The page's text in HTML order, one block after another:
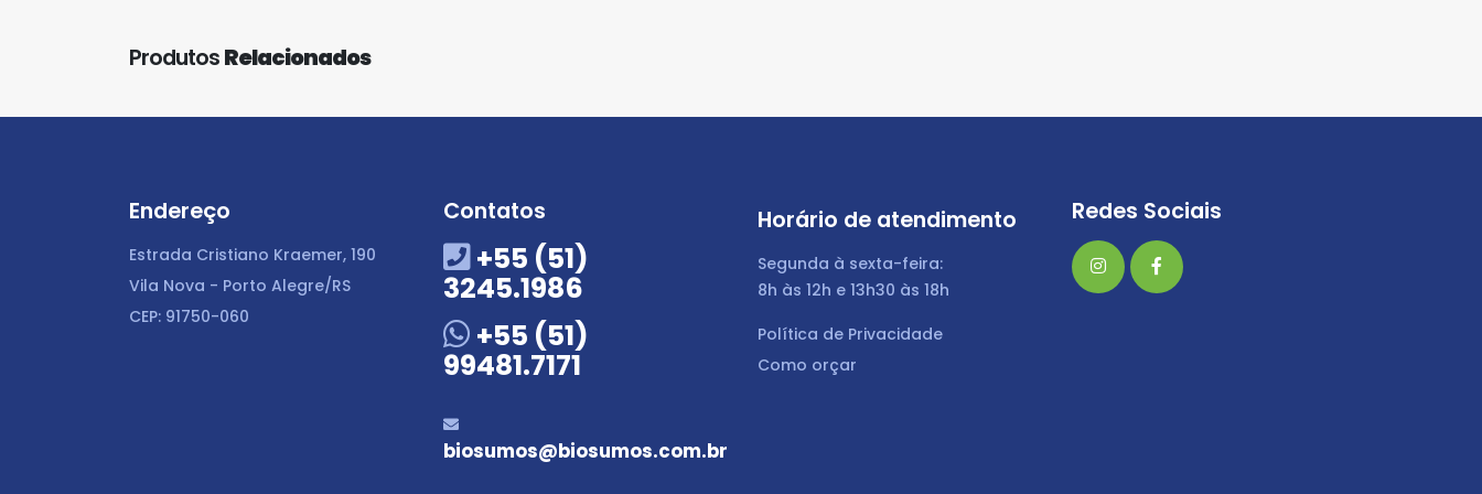
ProdutosRelacionados
Endereço
Estrada Cristiano Kraemer, 190
Vila Nova - Porto Alegre/RS
CEP: 91750-060
Contatos
+55 (51)
3245.1986
+55 (51)
99481.7171
biosumos@biosumos.com.br
Horário de atendimento
Segunda à sexta-feira:
8h às 12h e 13h30 às 18h
Política de Privacidade
Como orçar
Redes Sociais